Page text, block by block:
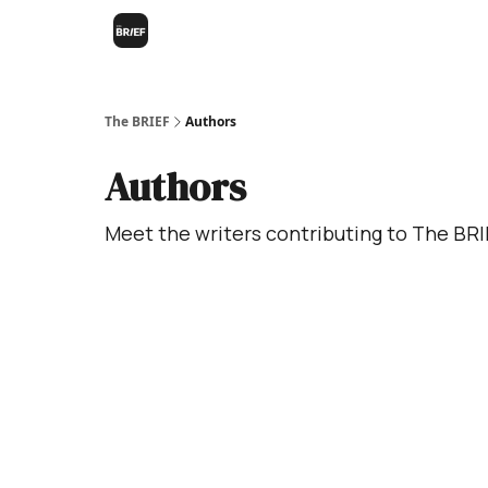
The BRIEF Authors
Authors
Meet the writers contributing to The